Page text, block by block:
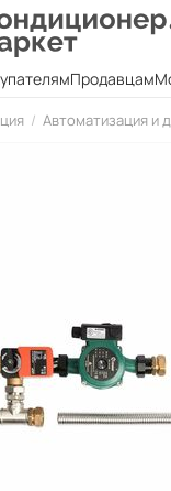
Продавцам
/ Автоматизация и